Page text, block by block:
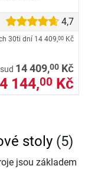
4,7
30ti dní 14 409,00 Kč
14 409,00 Kč
144,00 Kč
stoly (5)
jsou základem